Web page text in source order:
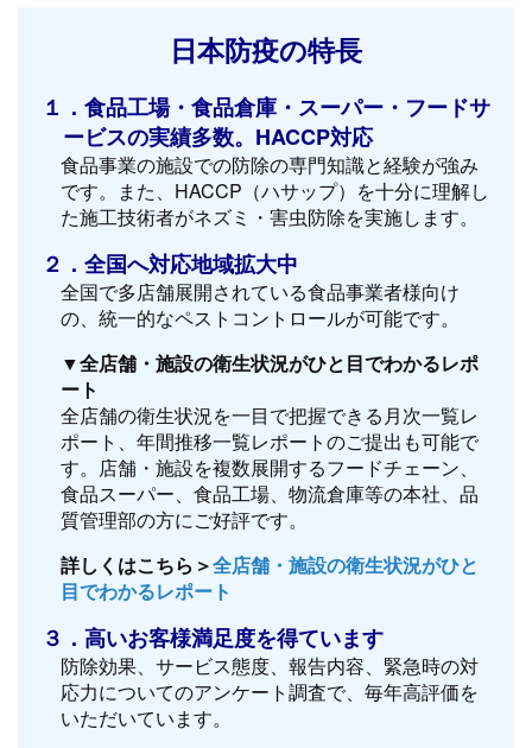
日本防疫の特長
１．食品工場・食品倉庫・スーパー・フードサ
ービスの実績多数。HACCP対応
食品事業の施設での防除の専門知識と経験が強み
です。また、HACCP（ハサップ）を十分に理解し
た施工技術者がネズミ・害虫防除を実施します。
２．全国へ対応地域拡大中
全国で多店舗展開されている食品事業者様向け
の、統一的なペストコントロールが可能です。
▼全店舗・施設の衛生状況がひと目でわかるレポ
ート
全店舗の衛生状況を一目で把握できる月次一覧レ
ポート、年間推移一覧レポートのご提出も可能で
す。店舗・施設を複数展開するフードチェーン、
食品スーパー、食品工場、物流倉庫等の本社、品
質管理部の方にご好評です。
詳しくはこちら＞全店舗・施設の衛生状況がひと
目でわかるレポート
３．高いお客様満足度を得ています
防除効果、サービス態度、報告内容、緊急時の対
応力についてのアンケート調査で、毎年高評価を
いただいています。